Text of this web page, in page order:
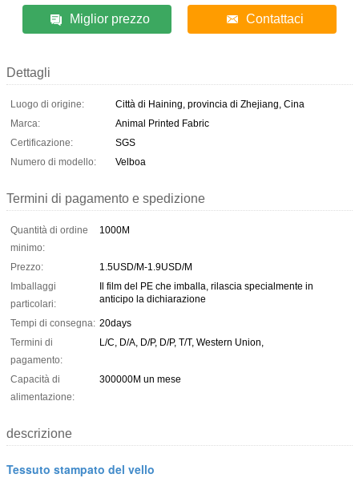
Miglior prezzo Contattaci
Dettagli
Luogo di origine:
Città di Haining, provincia di Zhejiang, Cina
Marca:
Animal Printed Fabric
Certificazione:
SGS
Numero di modello:
Velboa
Termini di pagamento e spedizione
Quantità di ordine
minimo:
1000M
Prezzo:
1.5USD/M-1.9USD/M
Imballaggi
particolari:
Il film del PE che imballa, rilascia specialmente in
anticipo la dichiarazione
Tempi di consegna: 20days
Termini di
pagamento:
L/C, D/A, D/P, D/P, T/T, Western Union,
Capacità di
alimentazione:
300000M un mese
descrizione
Tessuto stampato del vello